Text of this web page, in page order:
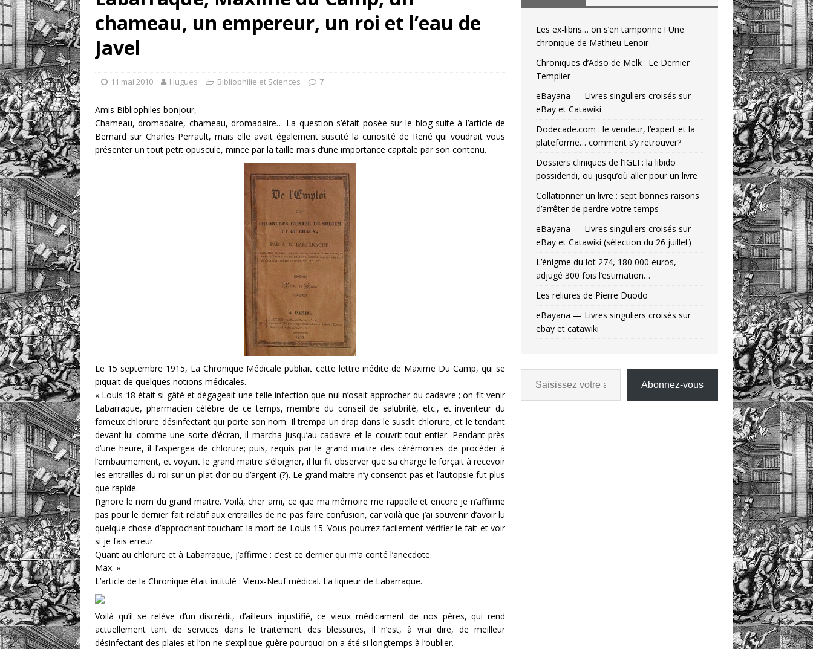
un livre
DOSSIERS CLINIQUES DE L'IGLI
chameau, un empereur, un roi et l’eau de
Javel
11 mai 2010 Hugues Bibliophilie et Sciences 7
Amis Bibliophiles bonjour,
Chameau, dromadaire, chameau, dromadaire… La question s’était posée sur le blog suite à l’article de
Bernard sur Charles Perrault, mais elle avait également suscité la curiosité de René qui voudrait vous
présenter un tout petit opuscule, mince par la taille mais d’une importance capitale par son contenu.
Le 15 septembre 1915, La Chronique Médicale publiait cette lettre inédite de Maxime Du Camp, qui se
piquait de quelques notions médicales.
« Louis 18 était si gâté et dégageait une telle infection que nul n’osait approcher du cadavre ; on fit venir
Labarraque, pharmacien célèbre de ce temps, membre du conseil de salubrité, etc., et inventeur du
fameux chlorure désinfectant qui porte son nom. Il trempa un drap dans le susdit chlorure, et le tendant
devant lui comme une sorte d’écran, il marcha jusqu’au cadavre et le couvrit tout entier. Pendant près
d’une heure, il l’aspergea de chlorure; puis, requis par le grand maitre des cérémonies de procéder à
l’embaumement, et voyant le grand maitre s’éloigner, il lui fit observer que sa charge le forçait à recevoir
les entrailles du roi sur un plat d’or ou d’argent (?). Le grand maitre n’y consentit pas et l’autopsie fut plus
que rapide.
J’ignore le nom du grand maitre. Voilà, cher ami, ce que ma mémoire me rappelle et encore je n’affirme
pas pour le dernier fait relatif aux entrailles de ne pas faire confusion, car voilà que j’ai souvenir d’avoir lu
quelque chose d’approchant touchant la mort de Louis 15. Vous pourrez facilement vérifier le fait et voir
si je fais erreur.
Quant au chlorure et à Labarraque, j’affirme : c’est ce dernier qui m’a conté l’anecdote.
Max. »
L’article de la Chronique était intitulé : Vieux-Neuf médical. La liqueur de Labarraque.
Voilà qu’il se relève d’un discrédit, d’ailleurs injustifié, ce vieux médicament de nos pères, qui rend
actuellement tant de services dans le traitement des blessures, Il n’est, à vrai dire, de meilleur
désinfectant des plaies et l’on ne s’explique guère pourquoi on a été si longtemps à l’oublier.
Les ex-libris… on s’en tamponne ! Une
chronique de Mathieu Lenoir
Chroniques d’Adso de Melk : Le Dernier
Templier
eBayana — Livres singuliers croisés sur
eBay et Catawiki
Dodecade.com : le vendeur, l’expert et la
plateforme… comment s’y retrouver?
Dossiers cliniques de l’IGLI : la libido
possidendi, ou jusqu’où aller pour un livre
Collationner un livre : sept bonnes raisons
d’arrêter de perdre votre temps
eBayana — Livres singuliers croisés sur
eBay et Catawiki (sélection du 26 juillet)
L’énigme du lot 274, 180 000 euros,
adjugé 300 fois l’estimation…
Les reliures de Pierre Duodo
eBayana — Livres singuliers croisés sur
ebay et catawiki
Abonnez-vous